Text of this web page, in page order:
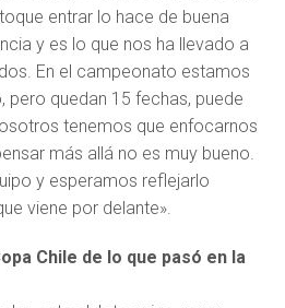
entrar lo hace de buena
y es lo que nos ha llevado a
En el campeonato estamos
pero quedan 15 fechas, puede
tenemos que enfocarnos
más allá no es muy bueno.
y esperamos reflejarlo
viene por delante».
Chile de lo que pasó en la